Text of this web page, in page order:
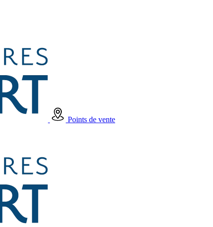
Points de vente